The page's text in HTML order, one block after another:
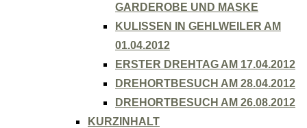
GARDEROBE UND MASKE
KULISSEN IN GEHLWEILER AM
01.04.2012
ERSTER DREHTAG AM 17.04.2012
DREHORTBESUCH AM 28.04.2012
DREHORTBESUCH AM 26.08.2012
KURZINHALT